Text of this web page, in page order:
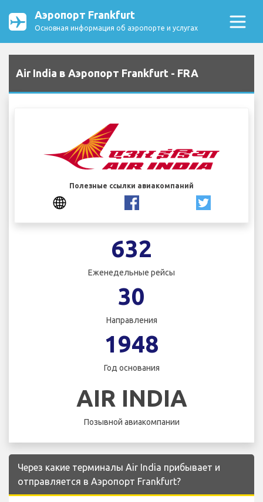
Аэропорт Frankfurt
Основная информация об аэропорте и услугах
Air India в Аэропорт Frankfurt - FRA
Полезные ссылки авиакомпаний
632
Еженедельные рейсы
30
Направления
1948
Год основания
AIR INDIA
Позывной авиакомпании
Через какие терминалы Air India прибывает и
отправляется в Аэропорт Frankfurt?